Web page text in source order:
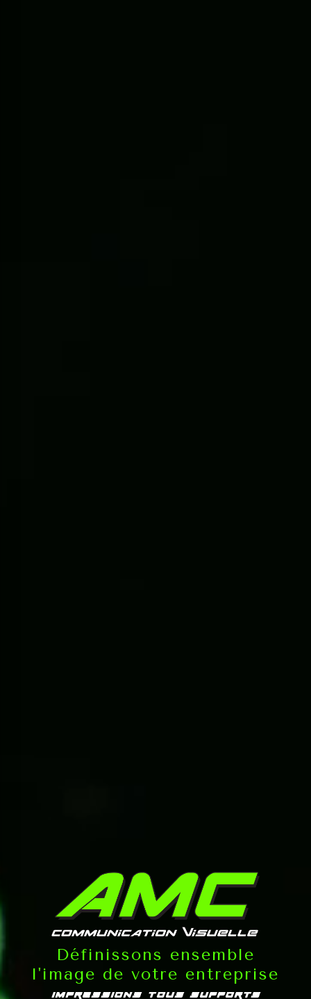
Définissons ensemble
l'image de votre entreprise
IMPRESSIONS TOUS SUPPORTS